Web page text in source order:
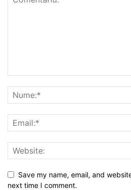
Save my name, email, and
next time I comment.